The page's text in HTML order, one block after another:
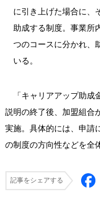
に引き上げた場合に、
助成する制度。事業所
つのコースに分かれ、
いる。
「キャリアアップ助成
説明の終了後、加盟組合
実施。具体的には、申請
の制度の方向性などを全
記事をシェアする